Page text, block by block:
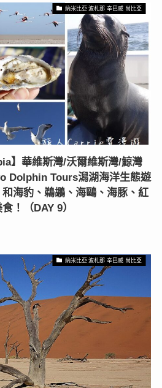
納米比亞 波札那 辛巴威 尚比亞
】華維斯灣/沃爾維斯灣/鯨灣
Dolphin Tours潟湖海洋生態遊
海豹、鵜鶘、海鷗、海豚、紅
！（DAY 9）
納米比亞 波札那 辛巴威 尚比亞